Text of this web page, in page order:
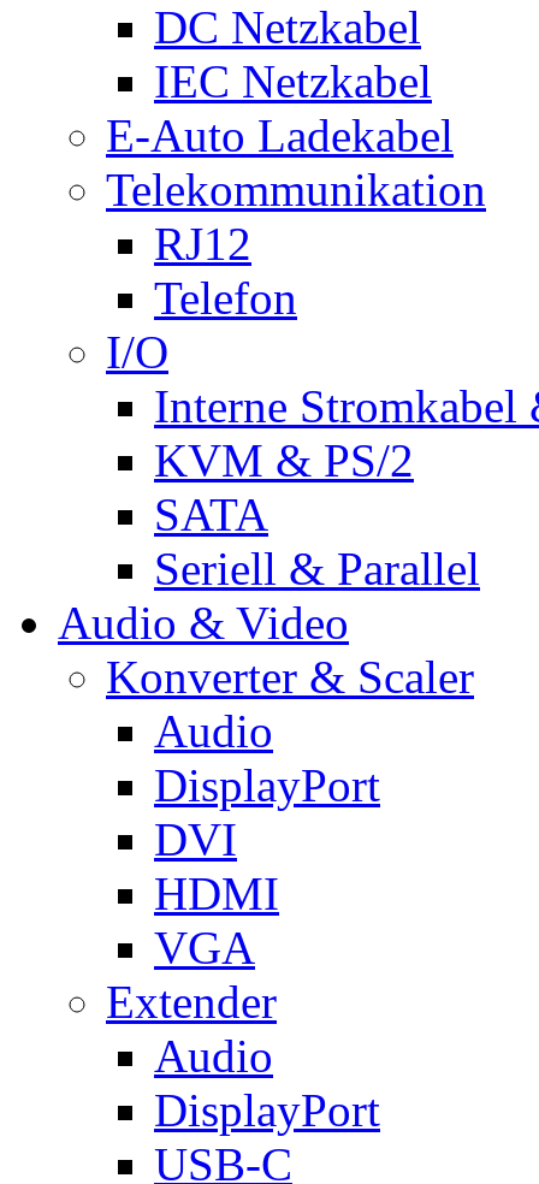
DC Netzkabel
IEC Netzkabel
E-Auto Ladekabel
Telekommunikation
RJ12
Telefon
I/O
Interne Stromkabel
KVM & PS/2
SATA
Seriell & Parallel
Audio & Video
Konverter & Scaler
Audio
DisplayPort
DVI
HDMI
VGA
Extender
Audio
DisplayPort
USB-C